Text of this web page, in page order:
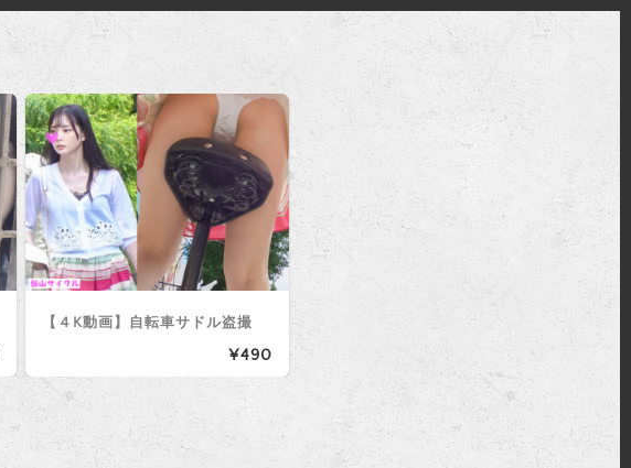
【４K動画】自転車サドル盗撮
¥490